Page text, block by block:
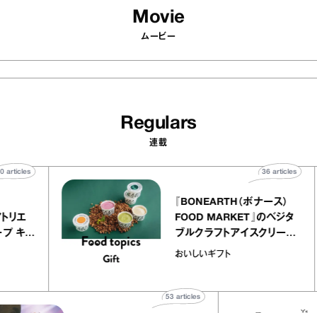
Movie
ムービー
Regulars
連載
アトリエ
レープ キャ
40articles
『BONEARTH（ボナース）
FOOD MARKET』のベジ
ブルクラフトアイスクリー
｜真野知子の「おいしいギ
おいしいギフト
36
articles